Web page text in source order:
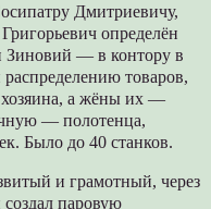
Дмитриевичу,
определён
— в контору в
товаров,
хозяина, а жёны их —
— полотенца,
Было до 40 станков.
и грамотный, через
паровую